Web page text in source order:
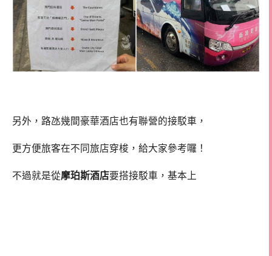
另外，路氹幾間豪華酒店也有聯營的接駁車，
更方便旅客在不同旅店穿梭，給大家參考囉！
不過就是從摩珀斯酒店要搭接駁車，基本上